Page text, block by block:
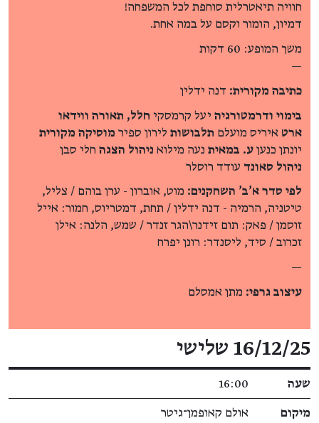
חוויה תיאטרלית סוחפת לכל המשפחה!
דמיון, הומור וקסם על במה אחת.
משך המופע: 60 דקות
—
כתיבה מקורית: דנה ידלין
בימוי ודרמטורגיה יעל קרמסקי חלל, תאורה ווידאו
ארט איריס מועלם תלבושות לירון ספיר מוסיקה מקורית
יונתן כנען ע. במאית נעה מילוא ניהול הצגה חלי סבן
ניהול סאונד עודד רוסלר
לפי סדר א'ב' השחקנים: מוט, אוברון - ערן בוהם / צליל,
טיטניה, הרמיה - דנה ידלין / תחת, דמטריוס, חמור: אייל
זוסמן / פאק: תום זידנר\הגר זנדר / שמש, הלנה: אילן
זכרוב / סיד, ליסנדר: רונן יפרח
—
עיצוב גרפי: מתן אמסלם
פרטי האירוע
16/12/25 שלישי
שעה 16:00
מיקום
אולם קאופמן־גיטר